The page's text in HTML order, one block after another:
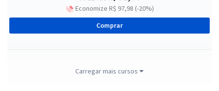
Economize R$ 97,98 (-20%)
Comprar
CRMV GO - Conselho Regional de Medicina Veterinária de Goiás -
Carregar mais cursos